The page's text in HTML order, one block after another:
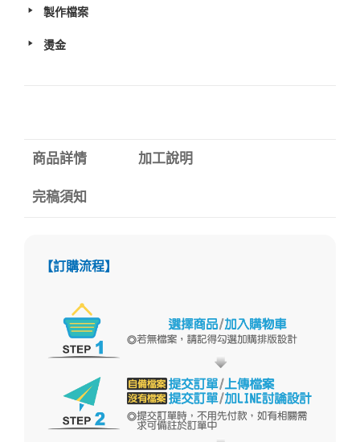
製作檔案
燙金
商品詳情 加工說明
完稿須知
【訂購流程】